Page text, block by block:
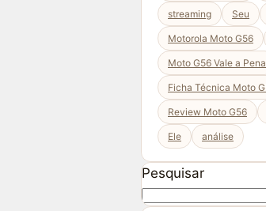
streaming Seu
Motorola Moto G56
Moto G56 Vale a Pena
Ficha Técnica Moto
Review Moto G56
Ele análise
Pesquisar